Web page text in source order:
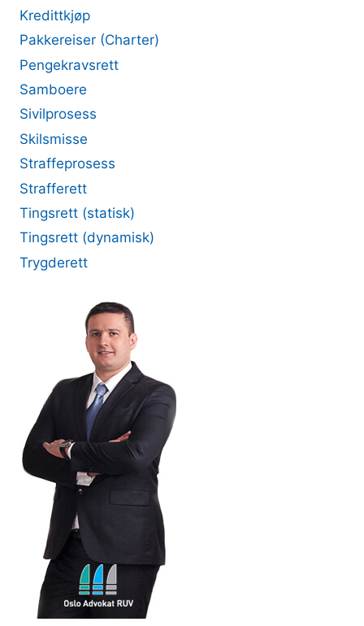
Kredittkjøp
Pakkereiser (Charter)
Pengekravsrett
Samboere
Sivilprosess
Skilsmisse
Straffeprosess
Strafferett
Tingsrett (statisk)
Tingsrett (dynamisk)
Trygderett